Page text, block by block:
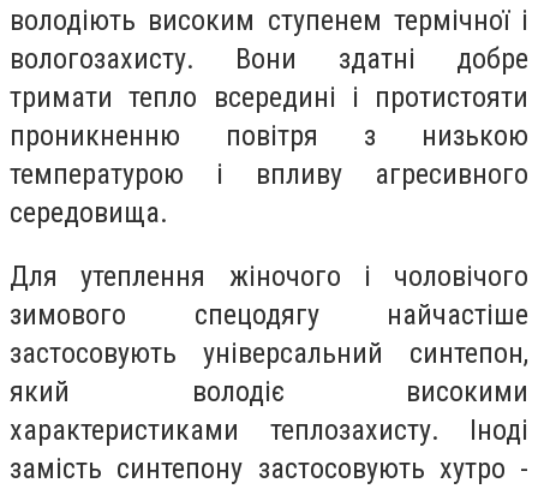
володіють високим ступенем термічної і
вологозахисту. Вони здатні добре
тримати тепло всередині і протистояти
проникненню повітря з низькою
температурою і впливу агресивного
середовища.
Для утеплення жіночого і чоловічого
зимового спецодягу найчастіше
застосовують універсальний синтепон,
який володіє високими
характеристиками теплозахисту. Іноді
замість синтепону застосовують хутро -